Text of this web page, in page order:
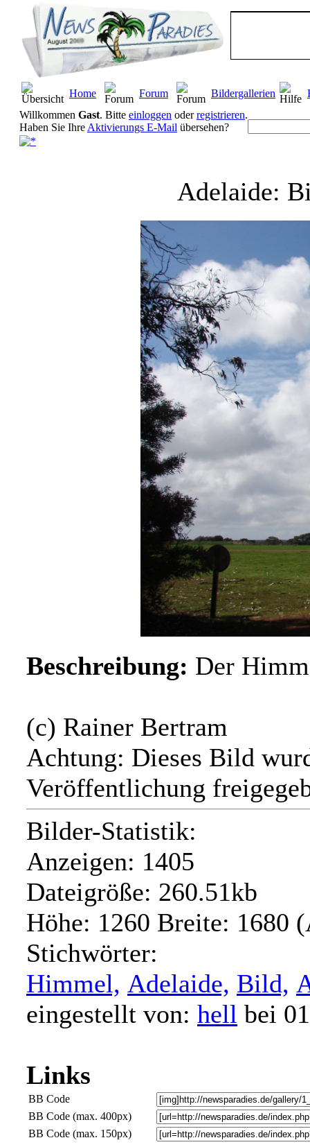
Home Forum Bildergallerien
Willkommen Gast. Bitte einloggen oderregistrieren.
Haben Sie Ihre Aktivierungs E-Mail übersehen?
Adelaide:
Beschreibung: Der
(c) Rainer Bertram
Achtung: Dieses Bild
Veröffentlichung
Bilder-Statistik:
Anzeigen: 1405
Dateigröße: 260.51kb
Höhe: 1260 Breite: 1680
Stichwörter:
Himmel, Adelaide, Bild,
eingestellt von: hell bei
Links
BB Code
BB Code (max. 400px)
BB Code (max. 150px)